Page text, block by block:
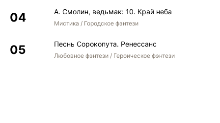
А. Смолин, ведьмак: 10. Край неба
Мистика / Городское фэнтези
Песнь Сорокопута. Ренессанс
Любовное фэнтези / Героическое фэнтези